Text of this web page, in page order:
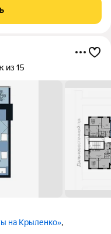
Перекрёсток, Максидом,
из 15
на Крыленко»,